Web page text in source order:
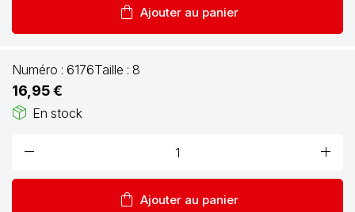
shopping_bag Ajouter au panier
Numéro : 6176Taille : 8
16,95 €
package_2 En stock
remove add
shopping_bag Ajouter au panier